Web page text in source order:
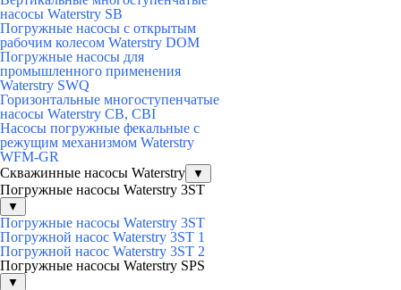
насосы Waterstry SB
Погружные насосы с открытым
рабочим колесом Waterstry DOM
Погружные насосы для
промышленного применения
Waterstry SWQ
Горизонтальные многоступенчатые
насосы Waterstry CB, CBI
Насосы погружные фекальные с
режущим механизмом Waterstry
WFM-GR
Скважинные насосы Waterstry
▼
Погружные насосы Waterstry 3ST
▼
Погружные насосы Waterstry 3ST
Погружной насос Waterstry 3ST 1
Погружной насос Waterstry 3ST 2
Погружные насосы Waterstry SPS
▼